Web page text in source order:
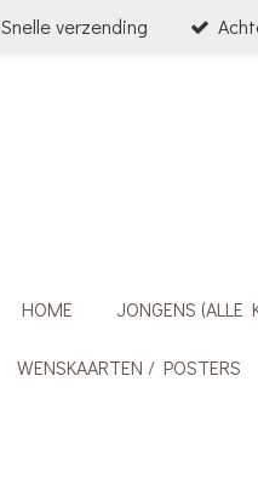
Snelle verzending
HOME JONGENS (ALLE
WENSKAARTEN / POSTERS